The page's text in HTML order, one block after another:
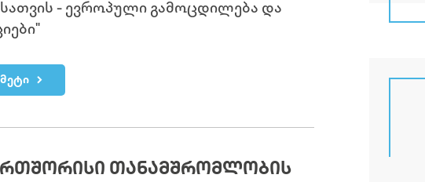
- ევროპული გამოცდილება და
ᲗᲐᲜᲐᲛᲨᲠᲝᲛᲚᲝᲑᲘᲡ